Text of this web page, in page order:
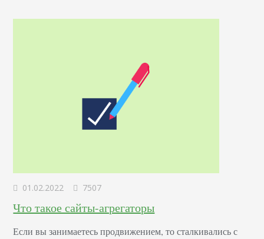
01.02.2022 7507
Что такое сайты-агрегаторы
Если вы занимаетесь продвижением, то сталкивались с